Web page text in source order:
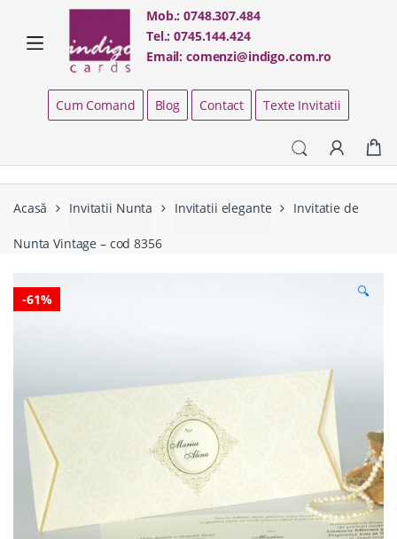
navigation
content
Mob.:0748.307.484
Tel.:0745.144.424
Email:comenzi@indigo.com.ro
Cum Comand Blog Contact Texte Invitatii
Acasă Invitatii Nunta Invitatii elegante Invitatie de
Nunta Vintage – cod 8356
-61% 🔍